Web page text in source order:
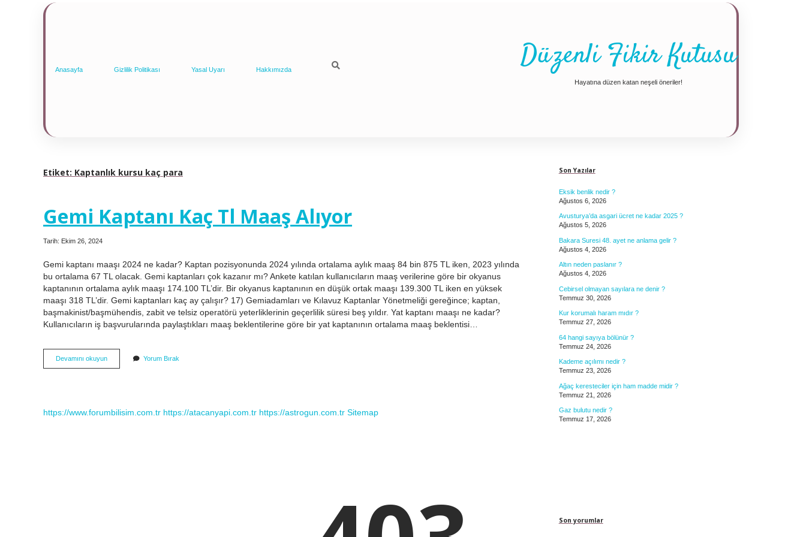
Anasayfa Gizlilik Politikası Yasal Uyarı Hakkımızda Düzenli Fikir Kutusu
Hayatına düzen katan neşeli öneriler!
Etiket: Kaptanlık kursu kaç para
Gemi Kaptanı Kaç Tl Maaş Alıyor
Tarih: Ekim 26, 2024
Gemi kaptanı maaşı 2024 ne kadar? Kaptan pozisyonunda 2024 yılında ortalama aylık maaş 84 bin 875 TL iken, 2023 yılında
bu ortalama 67 TL olacak. Gemi kaptanları çok kazanır mı? Ankete katılan kullanıcıların maaş verilerine göre bir okyanus
kaptanının ortalama aylık maaşı 174.100 TL’dir. Bir okyanus kaptanının en düşük ortak maaşı 139.300 TL iken en yüksek
maaşı 318 TL’dir. Gemi kaptanları kaç ay çalışır? 17) Gemiadamları ve Kılavuz Kaptanlar Yönetmeliği gereğince; kaptan,
başmakinist/başmühendis, zabit ve telsiz operatörü yeterliklerinin geçerlilik süresi beş yıldır. Yat kaptanı maaşı ne kadar?
Kullanıcıların iş başvurularında paylaştıkları maaş beklentilerine göre bir yat kaptanının ortalama maaş beklentisi…
Devamını okuyunGemi
Kaptanı
Yorum Bırak
https://www.forumbilisim.com.tr https://atacanyapi.com.tr https://astrogun.com.tr Sitemap
Son Yazılar
Eksik benlik nedir ?
Ağustos 6, 2026
Avusturya’da asgari ücret ne kadar 2025 ?
Ağustos 5, 2026
Bakara Suresi 48. ayet ne anlama gelir ?
Ağustos 4, 2026
Altın neden paslanır ?
Ağustos 4, 2026
Cebirsel olmayan sayılara ne denir ?
Temmuz 30, 2026
Kur korumalı haram mıdır ?
Temmuz 27, 2026
64 hangi sayıya bölünür ?
Temmuz 24, 2026
Kademe açılımı nedir ?
Temmuz 23, 2026
Ağaç keresteciler için ham madde midir ?
Temmuz 21, 2026
Gaz bulutu nedir ?
Temmuz 17, 2026
Son yorumlar